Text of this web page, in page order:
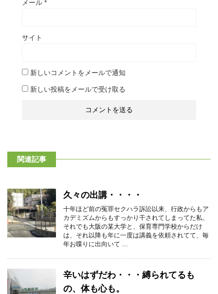
メール *
サイト
新しいコメントをメールで通知
新しい投稿をメールで受け取る
関連記事
久々の出講・・・・
十年ほど前の冤罪セクハラ訴訟以来、行政からもア
カデミズムからもすっかり干されてしまってた私、
それでも大阪の某大学と、保育専門学校からだけ
は、それ以降も年に一度は講義を依頼されてて、毎
年お喋りに出向いて ...
辛いはずだわ・・・縛られてるも
の、体も心も。